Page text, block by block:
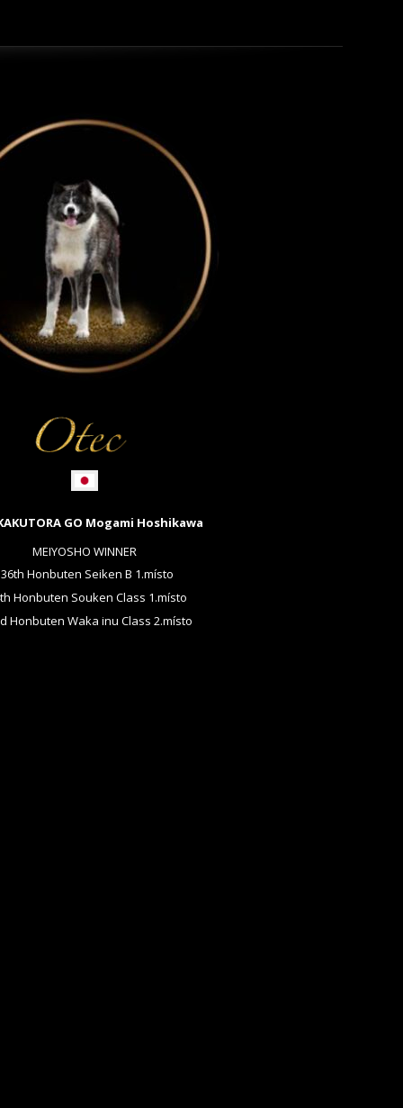
GO Mogami Hoshikawa
MEIYOSHO WINNER
Honbuten Seiken B 1.místo
Honbuten Souken Class 1.místo
Honbuten Waka inu Class 2.místo